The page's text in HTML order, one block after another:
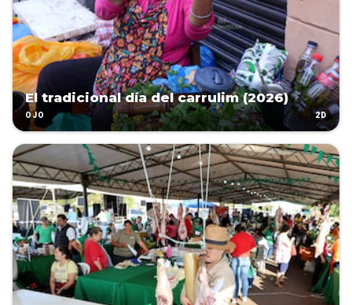
El tradicional día del carrulim (2026)
OJO 2D